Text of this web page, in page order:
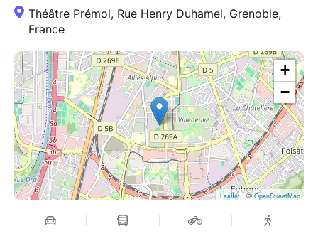
Théâtre Prémol, Rue Henry Duhamel, Grenoble,
France
+
−
Leaflet| ©OpenStreetMap